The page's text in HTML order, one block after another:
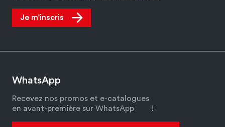
Je m’inscris
WhatsApp
Recevez nos promos et e-catalogues
en avant-première sur WhatsApp
!